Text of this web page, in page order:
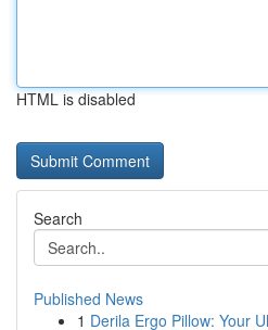
HTML is disabled
Search
Published News
1 Derila Ergo Pillow: Your